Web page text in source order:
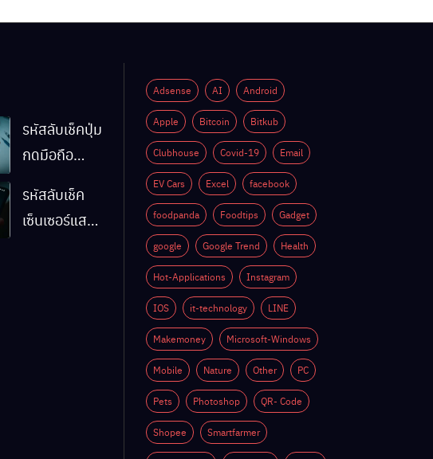
รหัสลับเช็คปุ่ม
กดมือถือ
ทำงานปกติ
ไหม
รหัสลับเช็ค
เซ็นเซอร์แสง
Adsense AI Android
Apple Bitcoin Bitkub
Clubhouse Covid-19 Email
EV Cars Excel facebook
foodpanda Foodtips Gadget
google Google Trend Health
Hot-Applications Instagram
IOS it-technology LINE
Makemoney Microsoft-Windows
Mobile Nature Other PC
Pets Photoshop QR- Code
Shopee Smartfarmer